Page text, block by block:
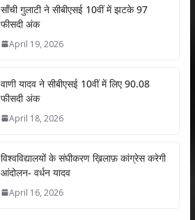
साँची गुलाटी ने सीबीएसई 10वीं में झटके 97
फीसदी अंक
April 19, 2026
वाणी यादव ने सीबीएसई 10वीं में लिए 90.08
फीसदी अंक
April 18, 2026
विश्वविद्यालयों के संघीकरण ख़िलाफ़ कांग्रेस करेगी
आंदोलन- वर्धन यादव
April 16, 2026